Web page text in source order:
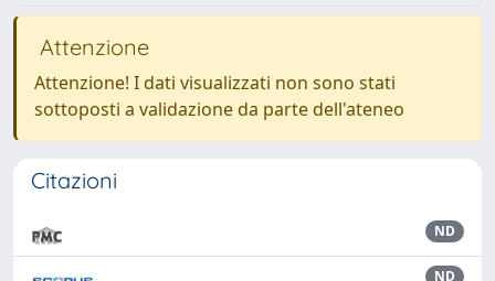
Attenzione
Attenzione! I dati visualizzati non sono stati
sottoposti a validazione da parte dell'ateneo
Citazioni
ND
ND